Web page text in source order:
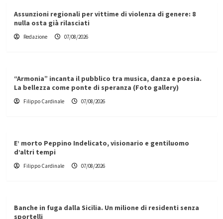
Assunzioni regionali per vittime di violenza di genere: 8
nulla osta già rilasciati
Redazione 07/08/2026
“Armonia” incanta il pubblico tra musica, danza e poesia.
La bellezza come ponte di speranza (Foto gallery)
Filippo Cardinale 07/08/2026
E’ morto Peppino Indelicato, visionario e gentiluomo
d’altri tempi
Filippo Cardinale 07/08/2026
Banche in fuga dalla Sicilia. Un milione di residenti senza
sportelli